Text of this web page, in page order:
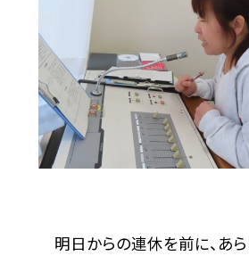
明日からの連休を前に、あ